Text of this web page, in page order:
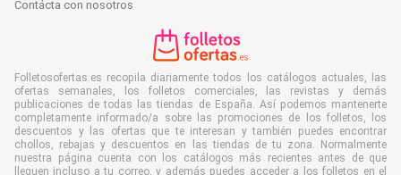
Contácta con nosotros
Folletosofertas.es recopila diariamente todos los catálogos actuales, las
ofertas semanales, los folletos comerciales, las revistas y demás
publicaciones de todas las tiendas de España. Así podemos mantenerte
completamente informado/a sobre las promociones de los folletos, los
descuentos y las ofertas que te interesan y también puedes encontrar
chollos, rebajas y descuentos en las tiendas de tu zona. Normalmente
nuestra página cuenta con los catálogos más recientes antes de que
lleguen incluso a tu correo, y además puedes acceder a los folletos en el